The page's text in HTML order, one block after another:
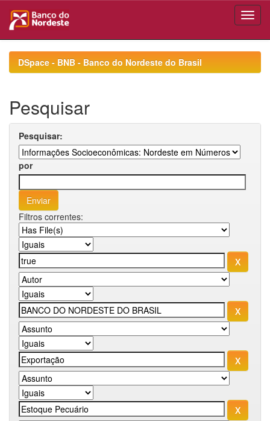
navigationDSpace - BNB - Banco do Nordeste do Brasil
Pesquisar
Pesquisar:
por
Filtros correntes: